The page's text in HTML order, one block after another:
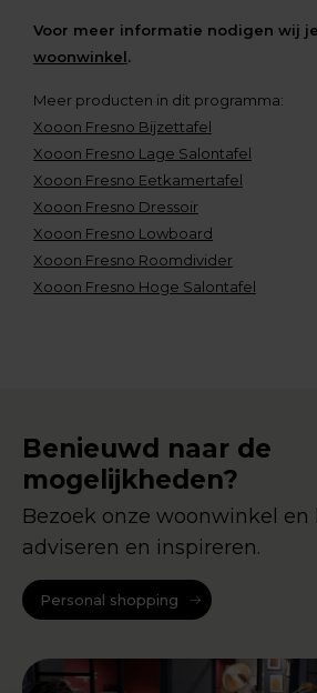
Voor meer informatie nodigen wij
woonwinkel.
Meer producten in dit programma:
Xooon Fresno Bijzettafel
Xooon Fresno Lage Salontafel
Xooon Fresno Eetkamertafel
Xooon Fresno Dressoir
Xooon Fresno Lowboard
Xooon Fresno Roomdivider
Xooon Fresno Hoge Salontafel
Benieuwd naar de
mogelijkheden?
Bezoek onze woonwinkel en
adviseren en inspireren.
Personal shopping